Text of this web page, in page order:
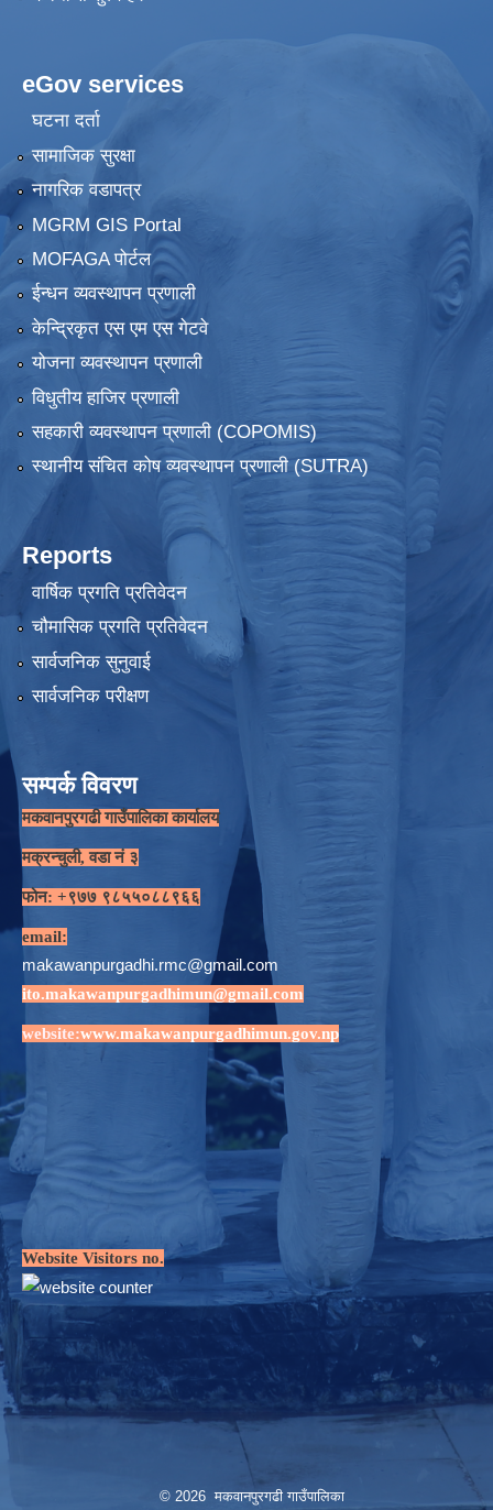
eGov services
घटना दर्ता
सामाजिक सुरक्षा
नागरिक वडापत्र
MGRM GIS Portal
MOFAGA पोर्टल
ईन्धन व्यवस्थापन प्रणाली
केन्द्रिकृत एस एम एस गेटवे
योजना व्यवस्थापन प्रणाली
विधुतीय हाजिर प्रणाली
सहकारी व्यवस्थापन प्रणाली (COPOMIS)
स्थानीय संचित कोष व्यवस्थापन प्रणाली (SUTRA)
Reports
वार्षिक प्रगति प्रतिवेदन
चौमासिक प्रगति प्रतिवेदन
सार्वजनिक सुनुवाई
सार्वजनिक परीक्षण
सम्पर्क विवरण
मकवानपुरगढी गाउँपालिका कार्यालय
मक्रन्चुली, वडा नं ३
फोन: +९७७ ९८५५०८८९६६
email:
makawanpurgadhi.rmc@gmail.com
ito.makawanpurgadhimun@gmail.com
website:www.makawanpurgadhimun.gov.np
Website Visitors no.
© 2026 मकवानपुरगढी गाउँपालिका